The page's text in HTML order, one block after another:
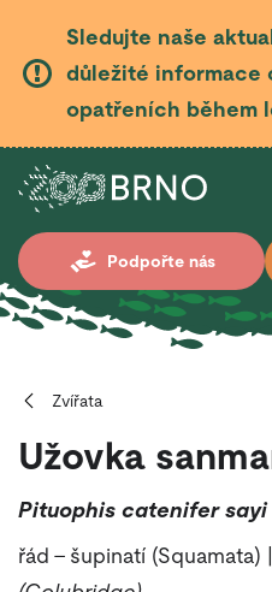
Sledujte naše
důležité informace
opatřeních během
Podpořte nás
Zvířata
Užovka
Pituophis catenifer sayi
řád – šupinatí